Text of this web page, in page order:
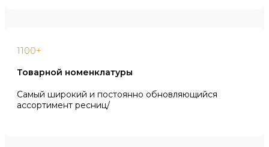
1100+
Товарной номенклатуры
Самый широкий и постоянно обновляющийся
ассортимент ресниц/